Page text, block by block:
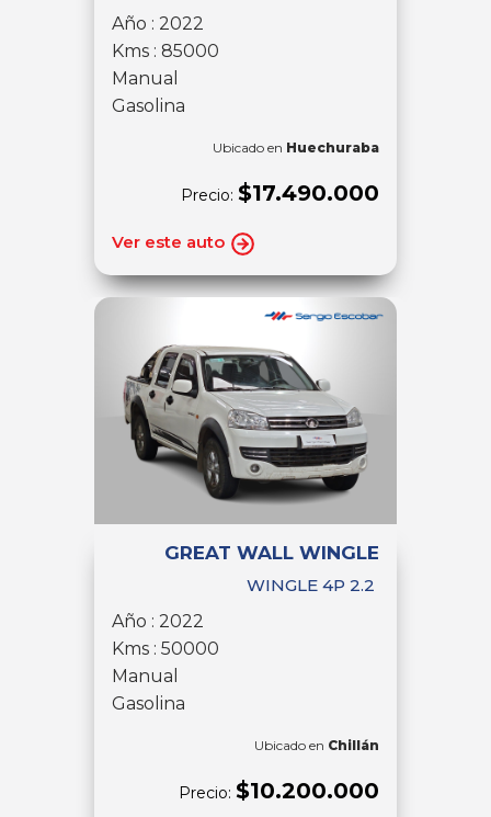
Año : 2022
Kms : 85000
Manual
Gasolina
Ubicado en Huechuraba
Precio: $17.490.000
Ver este auto
GREAT WALL WINGLE
WINGLE 4P 2.2
Año : 2022
Kms : 50000
Manual
Gasolina
Ubicado en Chillán
Precio: $10.200.000